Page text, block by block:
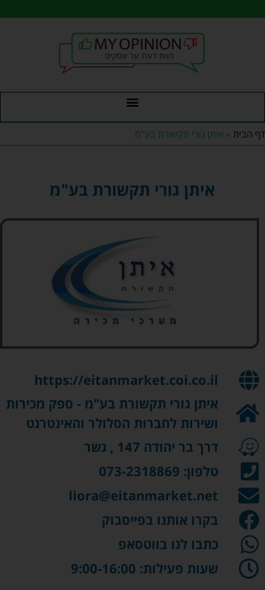
דף הבית » איתן גורי תקשורת בע"מ
איתן גורי תקשורת בע"מ
https://eitanmarket.coi.co.il
איתן גורי תקשורת בע"מ - ספק מכירות
ושירות לחברות הסלולר והאינטרנט
דרך בר יהודה 147 , נשר
טלפון: ‏073-2318869
liora@eitanmarket.net
בקרו אותנו בפייסבוק
כתבו לנו בווטסאפ
שעות פעילות: 9:00-16:00